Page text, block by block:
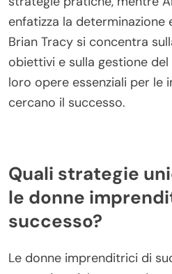
enfatizza la determinazione
Brian Tracy si concentra
obiettivi e sulla gestione
loro opere essenziali per le
cercano il successo.
Quali strategie
le donne
successo?
Le donne imprenditrici di